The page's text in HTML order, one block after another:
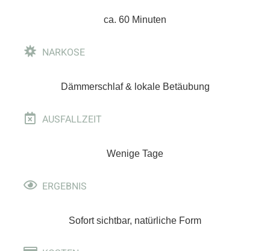
ca. 60 Minuten
NARKOSE
Dämmerschlaf & lokale Betäubung
AUSFALLZEIT
Wenige Tage
ERGEBNIS
Sofort sichtbar, natürliche Form